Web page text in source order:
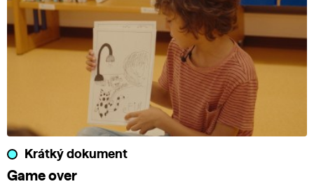
Krátký dokument
Game over